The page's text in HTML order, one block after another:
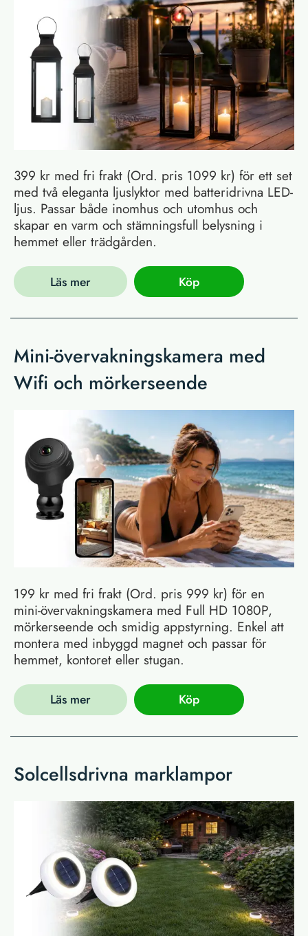
399 kr med fri frakt (Ord. pris 1099 kr) för ett set
med två eleganta ljuslyktor med batteridrivna LED-
ljus. Passar både inomhus och utomhus och
skapar en varm och stämningsfull belysning i
hemmet eller trädgården.
Läs mer Köp
Mini-övervakningskamera med
Wifi och mörkerseende
199 kr med fri frakt (Ord. pris 999 kr) för en
mini-övervakningskamera med Full HD 1080P,
mörkerseende och smidig appstyrning. Enkel att
montera med inbyggd magnet och passar för
hemmet, kontoret eller stugan.
Läs mer Köp
Solcellsdrivna marklampor